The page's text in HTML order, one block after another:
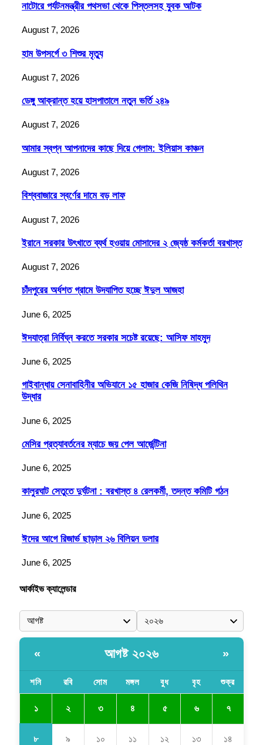
নাটোরে পর্যটনমন্ত্রীর পথসভা থেকে পিস্তলসহ যুবক আটক
August 7, 2026
হাম উপসর্গে ৩ শিশুর মৃত্যু
August 7, 2026
ডেঙ্গু আক্রান্ত হয়ে হাসপাতালে নতুন ভর্তি ২৪৯
August 7, 2026
আমার স্বপ্ন আপনাদের কাছে দিয়ে গেলাম: ইলিয়াস কাঞ্চন
August 7, 2026
বিশ্ববাজারে স্বর্ণের দামে বড় লাফ
August 7, 2026
ইরানে সরকার উৎখাতে ব্যর্থ হওয়ায় মোসাদের ২ জ্যেষ্ঠ কর্মকর্তা বরখাস্ত
August 7, 2026
চাঁদপুরের অর্ধশত গ্রামে উদযাপিত হচ্ছে ঈদুল আজহা
June 6, 2025
ঈদযাত্রা নির্বিঘ্ন করতে সরকার সচেষ্ট রয়েছে: আসিফ মাহমুদ
June 6, 2025
গাইবান্ধায় সেনাবাহিনীর অভিযানে ১৫ হাজার কেজি নিষিদ্ধ পলিথিন
উদ্ধার
June 6, 2025
মেসির প্রত্যাবর্তনের ম্যাচে জয় পেল আর্জেন্টিনা
June 6, 2025
কালুরঘাট সেতুতে দুর্ঘটনা : বরখাস্ত ৪ রেলকর্মী, তদন্ত কমিটি গঠন
June 6, 2025
ঈদের আগে রিজার্ভ ছাড়াল ২৬ বিলিয়ন ডলার
June 6, 2025
আর্কাইভ ক্যালেন্ডার
« আগষ্ট ২০২৬ »
শনি রবি সোম মঙ্গল বুধ বৃহ শুক্র
১ ২ ৩ ৪ ৫ ৬ ৭
৮ ৯ ১০ ১১ ১২ ১৩ ১৪